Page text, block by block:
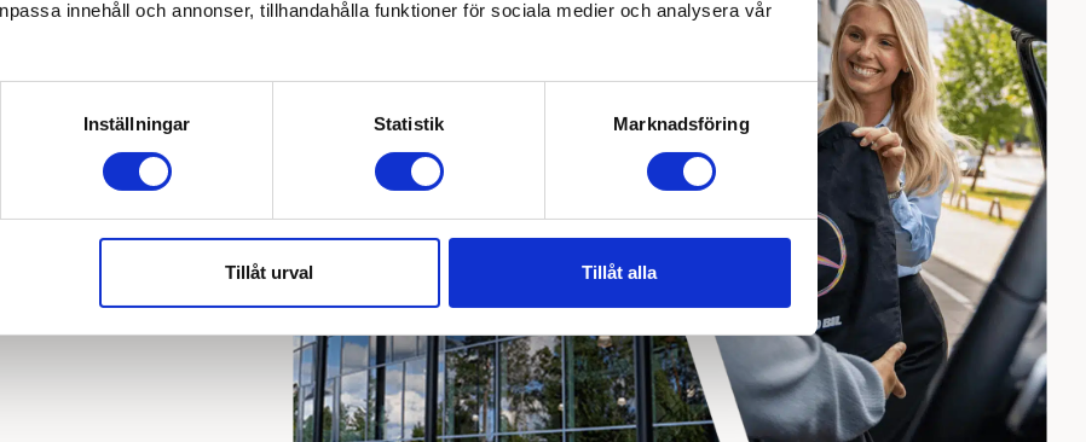
innehåll och annonser, tillhandahålla funktioner för sociala medier och analysera vår
Inställningar Statistik Marknadsföring
Tillåt urval Tillåt alla
Benz värld.
av Mercedes-
och har varit